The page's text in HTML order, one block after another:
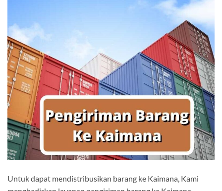
Untuk dapat mendistribusikan barang ke Kaimana, Kami